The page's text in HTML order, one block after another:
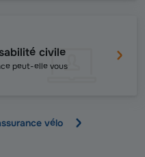
civile
peut-elle vous
vélo